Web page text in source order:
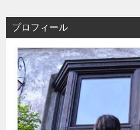
プロフィール